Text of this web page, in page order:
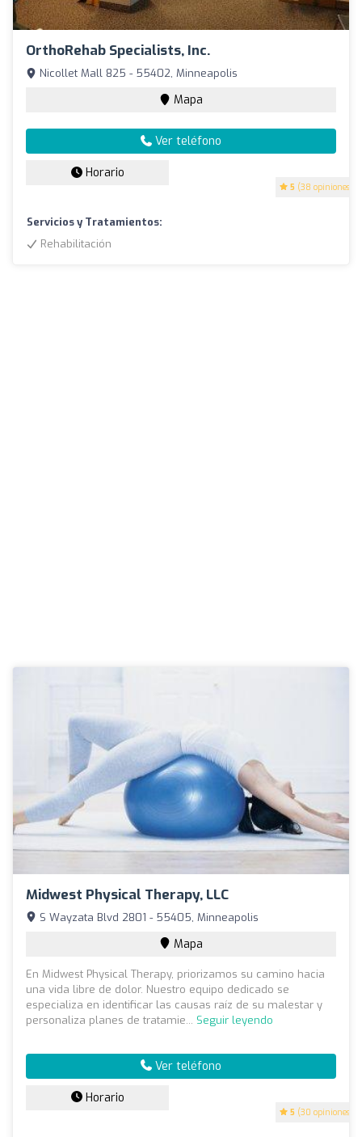
OrthoRehab Specialists, Inc.
5 (38 opiniones)
Nicollet Mall 825 - 55402, Minneapolis
Mapa
Ver teléfono
Horario
Servicios y Tratamientos:
Rehabilitación
Midwest Physical Therapy, LLC
5 (30 opiniones)
S Wayzata Blvd 2801 - 55405, Minneapolis
Mapa
En Midwest Physical Therapy, priorizamos su camino hacia
una vida libre de dolor. Nuestro equipo dedicado se
especializa en identificar las causas raíz de su malestar y
personaliza planes de tratamie... Seguir leyendo
Ver teléfono
Horario